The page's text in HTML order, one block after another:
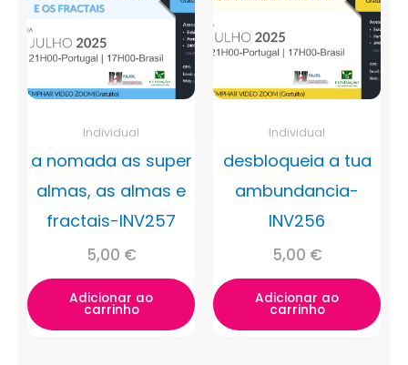
Individual
a nomada as super
almas, as almas e
fractais-INV257
5,00 €
Adicionar ao
carrinho
Individual
desbloqueia a tua
ambundancia-
INV256
5,00 €
Adicionar ao
carrinho